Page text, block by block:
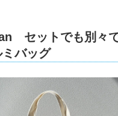
セットでも別々
ミバッグ